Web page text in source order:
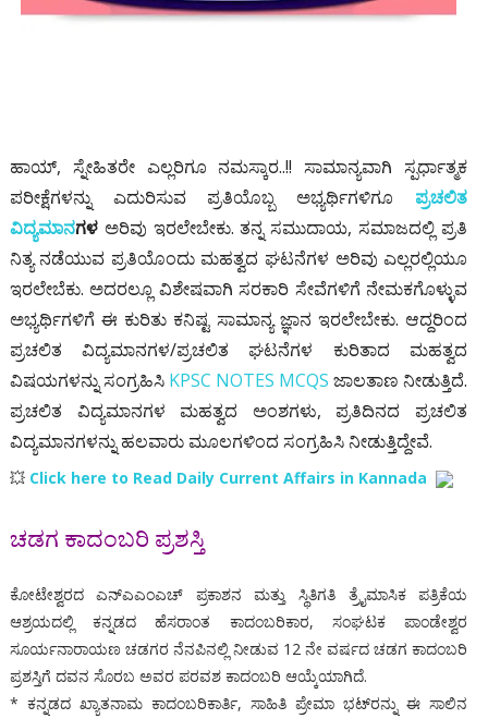
ಹಾಯ್, ಸ್ನೇಹಿತರೇ ಎಲ್ಲರಿಗೂ ನಮಸ್ಕಾರ..!! ಸಾಮಾನ್ಯವಾಗಿ ಸ್ಪರ್ಧಾತ್ಮಕ
ಪರೀಕ್ಷೆಗಳನ್ನು ಎದುರಿಸುವ ಪ್ರತಿಯೊಬ್ಬ ಅಭ್ಯರ್ಥಿಗಳಿಗೂ ಪ್ರಚಲಿತ
ವಿದ್ಯಮಾನಗಳಅರಿವು ಇರಲೇಬೇಕು. ತನ್ನ ಸಮುದಾಯ,ಸಮಾಜದಲ್ಲಿ ಪ್ರತಿ
ನಿತ್ಯ ನಡೆಯುವ ಪ್ರತಿಯೊಂದು ಮಹತ್ವದ ಘಟನೆಗಳ ಅರಿವು ಎಲ್ಲರಲ್ಲಿಯೂ
ಇರಲೇಬೆಕು. ಅದರಲ್ಲೂ ವಿಶೇಷವಾಗಿ ಸರಕಾರಿ ಸೇವೆಗಳಿಗೆ ನೇಮಕಗೊಳ್ಳುವ
ಅಭ್ಯರ್ಥಿಗಳಿಗೆ ಈ ಕುರಿತು ಕನಿಷ್ಟ ಸಾಮಾನ್ಯ ಜ್ಞಾನ ಇರಲೇಬೇಕು. ಆದ್ದರಿಂದ
ಪ್ರಚಲಿತ ವಿದ್ಯಮಾನಗಳ/ಪ್ರಚಲಿತ ಘಟನೆಗಳ ಕುರಿತಾದ ಮಹತ್ವದ
ವಿಷಯಗಳನ್ನು ಸಂಗ್ರಹಿಸಿ KPSC NOTES MCQS ಜಾಲತಾಣ ನೀಡುತ್ತಿದೆ.
ಪ್ರಚಲಿತ ವಿದ್ಯಮಾನಗಳ ಮಹತ್ವದ ಅಂಶಗಳು,ಪ್ರತಿದಿನದ ಪ್ರಚಲಿತ
ವಿದ್ಯಮಾನಗಳನ್ನು ಹಲವಾರು ಮೂಲಗಳಿಂದ ಸಂಗ್ರಹಿಸಿ ನೀಡುತ್ತಿದ್ದೇವೆ.
💥 Click here to Read Daily Current Affairs in Kannada
ಚಡಗ ಕಾದಂಬರಿ ಪ್ರಶಸ್ತಿ
ಕೋಟೇಶ್ವರದ ಎನ್‌ಎಎಂಎಚ್ ಪ್ರಕಾಶನ ಮತ್ತು ಸ್ಥಿತಿಗತಿ ತ್ರೈಮಾಸಿಕ ಪತ್ರಿಕೆಯ
ಆಶ್ರಯದಲ್ಲಿ ಕನ್ನಡದ ಹೆಸರಾಂತ ಕಾದಂಬರಿಕಾರ, ಸಂಘಟಕ ಪಾಂಡೇಶ್ವರ
ಸೂರ್ಯನಾರಾಯಣ ಚಡಗರ ನೆನಪಿನಲ್ಲಿ ನೀಡುವ 12 ನೇ ವರ್ಷದ ಚಡಗ ಕಾದಂಬರಿ
ಪ್ರಶಸ್ತಿಗೆ ದವನ ಸೊರಬ ಅವರ ಪರವಶ ಕಾದಂಬರಿ ಆಯ್ಕೆಯಾಗಿದೆ.
* ಕನ್ನಡದ ಖ್ಯಾತನಾಮ ಕಾದಂಬರಿಕಾರ್ತಿ, ಸಾಹಿತಿ ಪ್ರೇಮಾ ಭಟ್‌ರನ್ನು ಈ ಸಾಲಿನ